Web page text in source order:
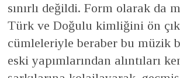
sınırlı değildi. Form olarak da
Türk ve Doğulu kimliğini ön
cümleleriyle beraber bu müzik
eski yapımlarından alıntıları